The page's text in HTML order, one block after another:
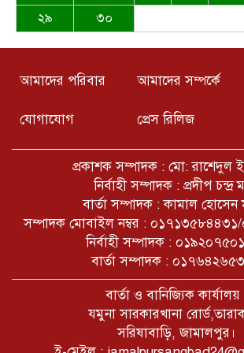
অপরাধ ভয়ংকর
এতো গুরুত্ব দেওয়া
চলে গেছে। চার
বোঝা ৬৯ হাজার
চলতে থাকলে
দাঁড়াবে??
বিসিডিএস
আহবায়ক কমিটি
ফুলপুরে জুলাই শহিদ
যোদ্ধাদের সংবর্ধনা:
ইতিহাসে চিরস্মরণীয়
২৯
৩০
আমাদের পরিবার আমাদের সম্পর্কে
যোগাযোগ প্রেস রিলিজ
প্রকাশক সম্পাদক : মো: রাশেদুল
নির্বাহী সম্পাদক : প্রদীপ চন্দ্র
বার্তা সম্পাদক : কামাল হোসেন
সম্পাদক মোবাইল নম্বর :
নির্বাহী সম্পাদক :
বার্তা সম্পাদক :
বার্তা ও বানিজ্যিক কার্যালয়
যমুনা সারকারখানা
সরিষাবাড়ি, জামালপুর।